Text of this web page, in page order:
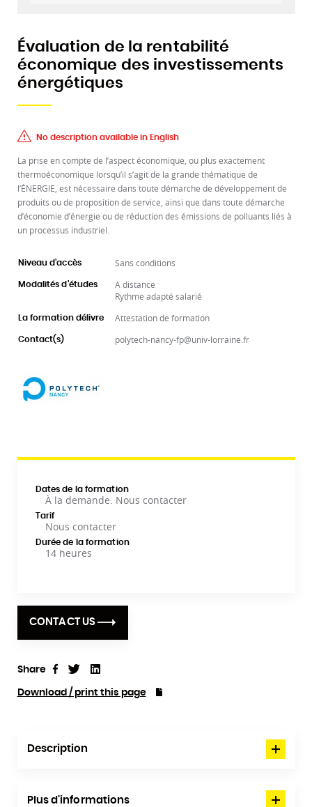
Évaluation de la rentabilité
économique des investissements
énergétiques
No description available in English
La prise en compte de l’aspect économique, ou plus exactement
thermoéconomique lorsqu’il s’agit de la grande thématique de
l’ÉNERGIE, est nécessaire dans toute démarche de développement de
produits ou de proposition de service, ainsi que dans toute démarche
d’économie d’énergie ou de réduction des émissions de polluants liés à
un processus industriel.
Niveau d'accès Sans conditions
Modalités d'études
A distance
Rythme adapté salarié
La formation délivre Attestation de formation
Contact(s) polytech-nancy-fp@univ-lorraine.fr
Dates de la formation
À la demande. Nous contacter
Tarif
Nous contacter
Durée de la formation
14 heures
CONTACT US
Share ShareTweet
Download / print this page
Description
Plus d'informations